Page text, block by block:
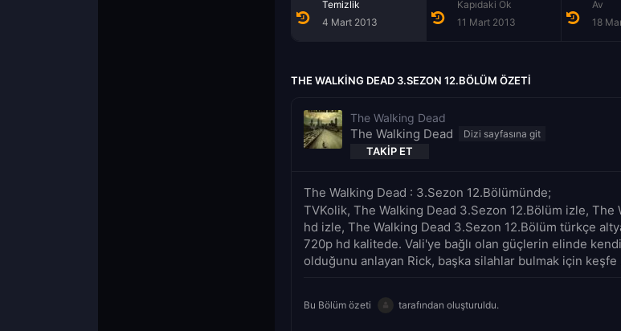
Temizlik
4 Mart 2013
Kapıdaki Ok
11 Mart 2013
Av
18
THE WALKING DEAD 3.SEZON 12.BÖLÜM ÖZETI
The Walking Dead
The Walking Dead
TAKIP ET
The Walking Dead : 3.Sezon 12.Bölümünde;
TVKolik, The Walking Dead 3.Sezon 12.Bölüm izle,
hd izle, The Walking Dead 3.Sezon 12.Bölüm türkçe
720p hd kalitede. Vali'ye bağlı olan güçlerin elinde
olduğunu anlayan Rick, başka silahlar bulmak için keşfe
Bu Bölüm özeti tarafından oluşturuldu.